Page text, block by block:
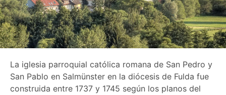
La iglesia parroquial católica romana de San Pedro y
San Pablo en Salmünster en la diócesis de Fulda fue
construida entre 1737 y 1745 según los planos del